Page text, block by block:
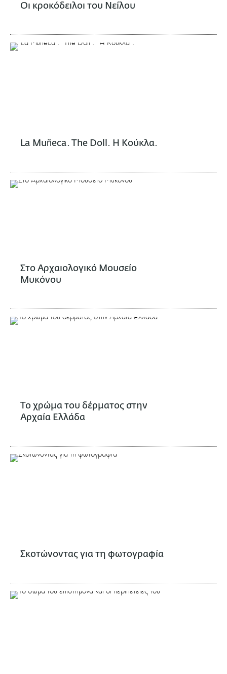
Οι κροκόδειλοι του Νείλου
La Muñeca. The Doll. Η Κούκλα.
Στο Αρχαιολογικό Μουσείο
Μυκόνου
Το χρώμα του δέρματος στην
Αρχαία Ελλάδα
Σκοτώνοντας για τη φωτογραφία